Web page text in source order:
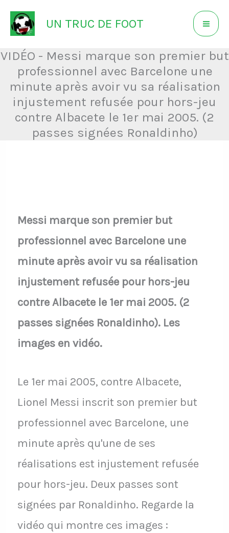
Aller
au
contenu
UN TRUC DE FOOT
VIDÉO - Messi marque son premier but
professionnel avec Barcelone une
minute après avoir vu sa réalisation
injustement refusée pour hors-jeu
contre Albacete le 1er mai 2005. (2
passes signées Ronaldinho)
Messi marque son premier but
professionnel avec Barcelone une
minute après avoir vu sa réalisation
injustement refusée pour hors-jeu
contre Albacete le 1er mai 2005. (2
passes signées Ronaldinho). Les
images en vidéo.
Le 1er mai 2005, contre Albacete,
Lionel Messi inscrit son premier but
professionnel avec Barcelone, une
minute après qu'une de ses
réalisations est injustement refusée
pour hors-jeu. Deux passes sont
signées par Ronaldinho. Regarde la
vidéo qui montre ces images :